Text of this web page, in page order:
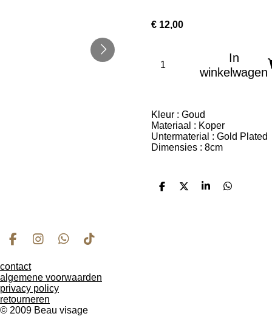
€ 12,00
In
winkelwagen
Kleur : Goud
Materiaal : Koper
Untermaterial : Gold Plated
Dimensies : 8cm
D
D
S
D
F
c
e
b
o
o
I
t
a
g
r
W
t
p
T
T
contact
algemene voorwaarden
privacy policy
retourneren
© 2009 Beau visage